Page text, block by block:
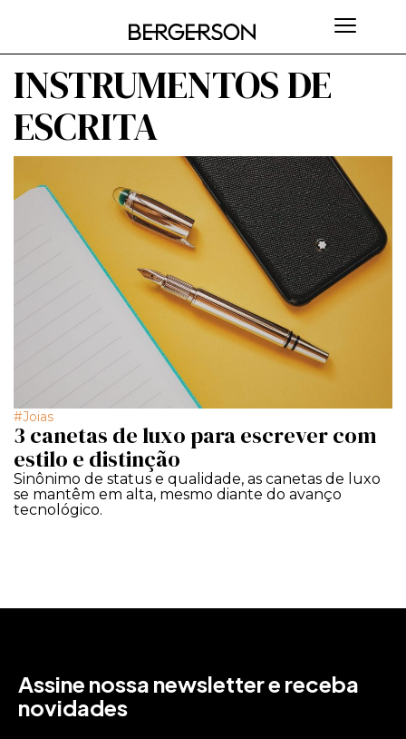
INSTRUMENTOS DE
ESCRITA
Joias
3 canetas de luxo para escrever com
estilo e distinção
Sinônimo de status e qualidade, as canetas de luxo
se mantêm em alta, mesmo diante do avanço
tecnológico.
Assine nossa newsletter e receba
novidades